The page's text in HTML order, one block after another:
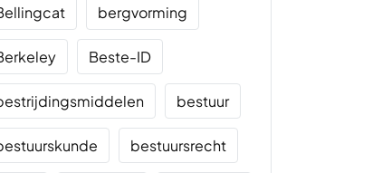
bergvorming
Beste-ID
bestuur
bestuursrecht